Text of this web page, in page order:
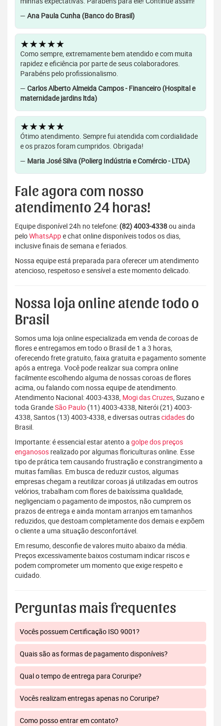
— Ana Paula Cunha (Banco do Brasil)
★★★★★
Como sempre, extremamente bem atendido e com muita
rapidez e eficiência por parte de seus colaboradores.
Parabéns pelo profissionalismo.
— Carlos Alberto Almeida Campos - Financeiro (Hospital e
maternidade jardins ltda)
★★★★★
Ótimo atendimento. Sempre fui atendida com cordialidade
e os prazos foram cumpridos. Obrigada!
— Maria José Silva (Polierg Indústria e Comércio - LTDA)
Fale agora com nosso
atendimento 24 horas!
Equipe disponível 24h no telefone: (82) 4003-4338ou ainda
peloWhatsAppe chat online disponíveis todos os dias,
inclusive finais de semana e feriados.
Nossa equipe está preparada para oferecer um atendimento
atencioso, respeitoso e sensível a este momento delicado.
Nossa loja online atende todo o
Brasil
Somos uma loja online especializada em venda de coroas de
flores e entregamos em todo o Brasil de 1 a 3 horas,
oferecendo frete gratuito, faixa gratuita e pagamento somente
após a entrega. Você pode realizar sua compra online
facilmente escolhendo alguma de nossas coroas de flores
acima, ou falando com nossa equipe de atendimento.
Atendimento Nacional: 4003-4338, Mogi das Cruzes, Suzano e
toda GrandeSão Paulo (11) 4003-4338, Niterói (21) 4003-
4338, Santos (13) 4003-4338, e diversas outrascidadesdo
Brasil.
Importante: é essencial estar atento a golpe dos preços
enganosos realizado por algumas floriculturas online. Esse
tipo de prática tem causando frustração e constrangimento a
muitas famílias. Em busca de reduzir custos, algumas
empresas chegam a reutilizar coroas já utilizadas em outros
velórios, trabalham com flores de baixíssima qualidade,
negligenciam o pagamento de impostos, não cumprem os
prazos de entrega e ainda montam arranjos em tamanhos
reduzidos, que destoam completamente dos demais e expõem
o cliente a uma situação desconfortável.
Em resumo, desconfie de valores muito abaixo da média.
Preços excessivamente baixos costumam indicar riscos e
podem comprometer um momento que exige respeito e
cuidado.
Perguntas mais frequentes
Vocês possuem Certificação ISO 9001?
Quais são as formas de pagamento disponíveis?
Qual o tempo de entrega para Coruripe?
Vocês realizam entregas apenas no Coruripe?
Como posso entrar em contato?